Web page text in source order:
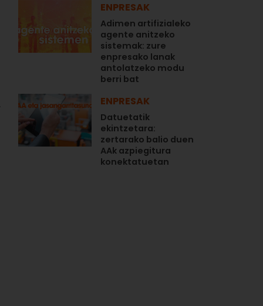
ENPRESAK
Adimen artifizialeko
agente anitzeko
sistemak: zure
enpresako lanak
antolatzeko modu
berri bat
ENPRESAK
Datuetatik
ekintzetara:
zertarako balio duen
AAk azpiegitura
konektatuetan